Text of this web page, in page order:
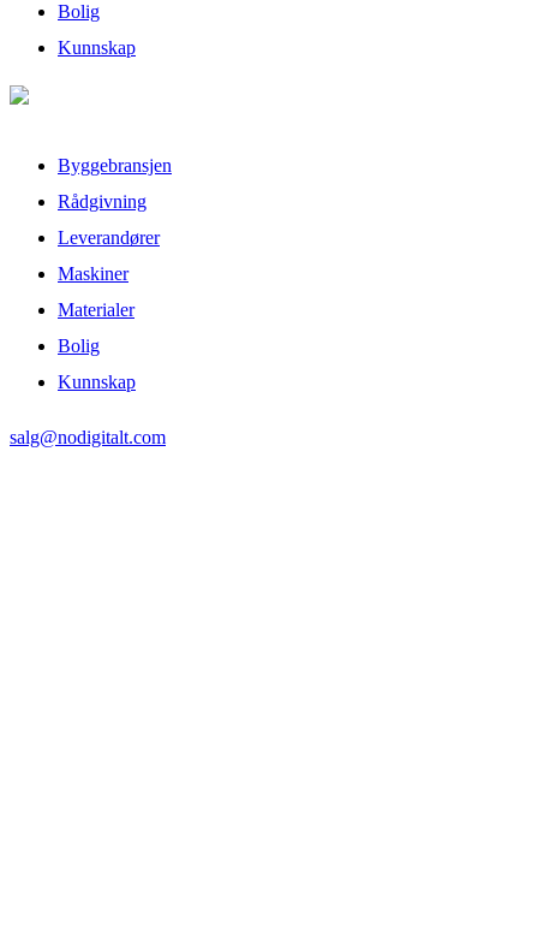
Bolig
Kunnskap
Byggebransjen
Rådgivning
Leverandører
Maskiner
Materialer
Bolig
Kunnskap
salg@nodigitalt.com